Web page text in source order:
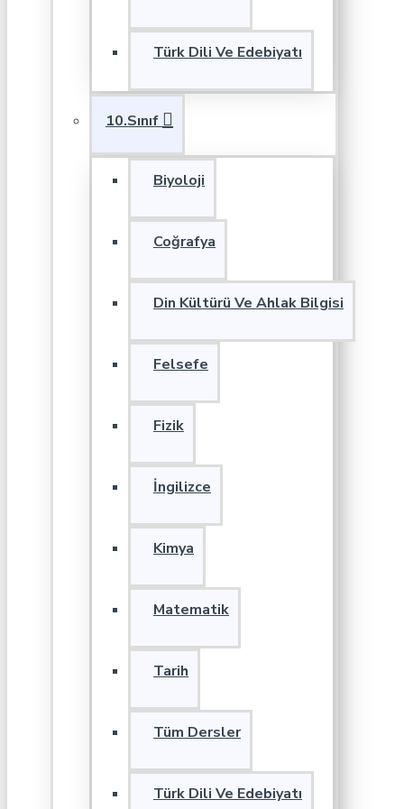
Türk Dili Ve Edebiyatı
10.Sınıf
Biyoloji
Coğrafya
Din Kültürü Ve Ahlak Bilgisi
Felsefe
Fizik
İngilizce
Kimya
Matematik
Tarih
Tüm Dersler
Türk Dili Ve Edebiyatı